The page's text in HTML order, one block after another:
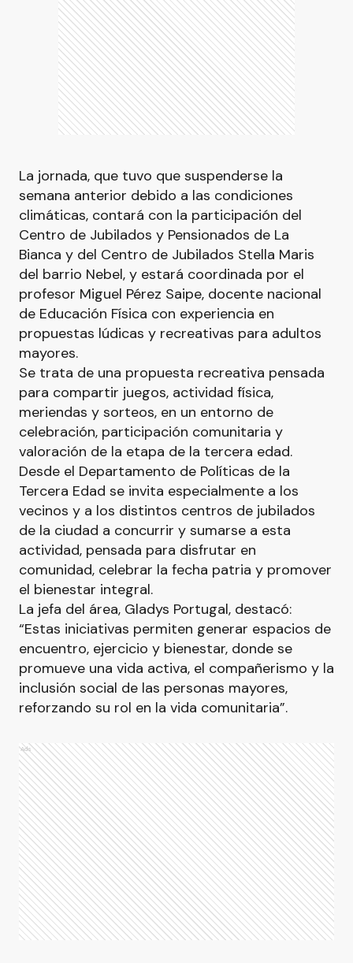
La jornada, que tuvo que suspenderse la
semana anterior debido a las condiciones
climáticas, contará con la participación del
Centro de Jubilados y Pensionados de La
Bianca y del Centro de Jubilados Stella Maris
del barrio Nebel, y estará coordinada por el
profesor Miguel Pérez Saipe, docente nacional
de Educación Física con experiencia en
propuestas lúdicas y recreativas para adultos
mayores.
Se trata de una propuesta recreativa pensada
para compartir juegos, actividad física,
meriendas y sorteos, en un entorno de
celebración, participación comunitaria y
valoración de la etapa de la tercera edad.
Desde el Departamento de Políticas de la
Tercera Edad se invita especialmente a los
vecinos y a los distintos centros de jubilados
de la ciudad a concurrir y sumarse a esta
actividad, pensada para disfrutar en
comunidad, celebrar la fecha patria y promover
el bienestar integral.
La jefa del área, Gladys Portugal, destacó:
“Estas iniciativas permiten generar espacios de
encuentro, ejercicio y bienestar, donde se
promueve una vida activa, el compañerismo y la
inclusión social de las personas mayores,
reforzando su rol en la vida comunitaria”.
Ads